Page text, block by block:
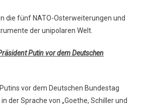
die fünf NATO-Osterweiterungen und
der unipolaren Welt.
Putin vor dem Deutschen
vor dem Deutschen Bundestag
der Sprache von „Goethe, Schiller und